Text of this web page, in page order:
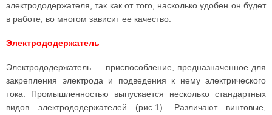
электрододержателя, так как от того, насколько удобен он будет
в работе, во многом зависит ее качество.
Электрододержатель
Электрододержатель — приспособление, предназначенное для
закрепления электрода и подведения к нему электрического
тока. Промышленностью выпускается несколько стандартных
видов электрододержателей (рис.1). Различают винтовые,